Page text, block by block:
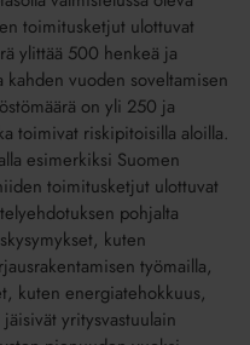
toimitusketjut ulottuvat
ylittää 500 henkeä ja
vuoden soveltamisen
on yli 250 ja
toimivat riskipitoisilla aloilla.
esimerkiksi Suomen
toimitusketjut ulottuvat
pohjalta
kuten
työmailla,
kuten energiatehokkuus,
yritysvastuulain